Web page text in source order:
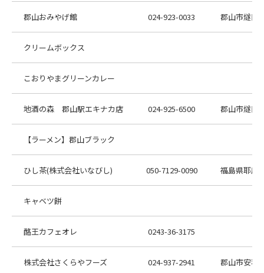
郡山おみやげ館 024-923-0033 郡山市燧田
クリームボックス
こおりやまグリーンカレー
地酒の森 郡山駅エキナカ店 024-925-6500 郡山市燧田
【ラーメン】郡山ブラック
ひし茶(株式会社いなびし) 050-7129-0090 福島県耶麻
キャベツ餅
酪王カフェオレ 0243-36-3175
株式会社さくらやフーズ 024-937-2941 郡山市安積